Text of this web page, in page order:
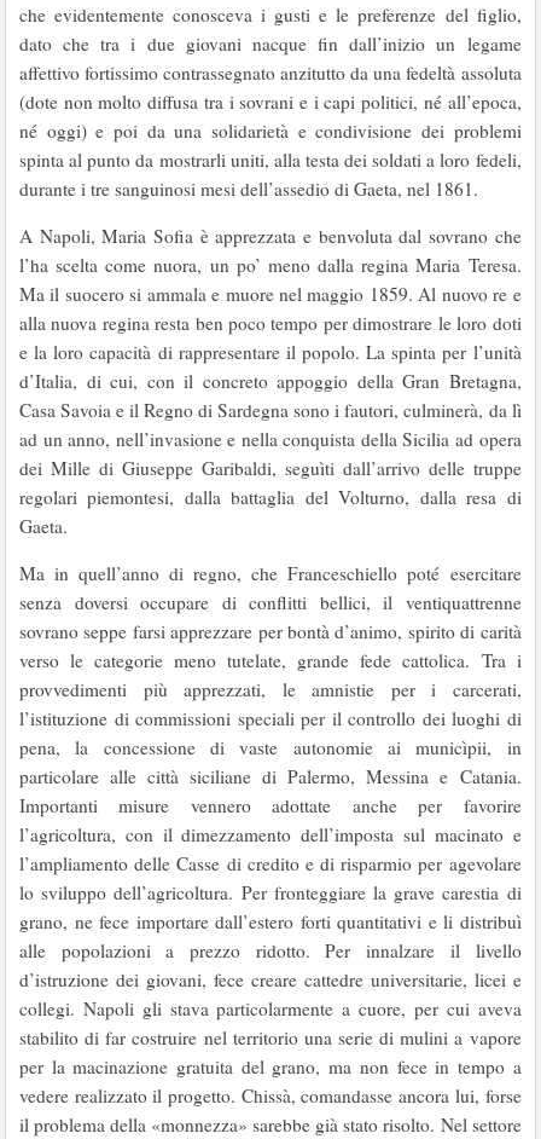
che evidentemente conosceva i gusti e le preferenze del figlio,
dato che tra i due giovani nacque fin dall’inizio un legame
affettivo fortissimo contrassegnato anzitutto da una fedeltà assoluta
(dote non molto diffusa tra i sovrani e i capi politici, né all’epoca,
né oggi) e poi da una solidarietà e condivisione dei problemi
spinta al punto da mostrarli uniti, alla testa dei soldati a loro fedeli,
durante i tre sanguinosi mesi dell’assedio di Gaeta, nel 1861.
A Napoli, Maria Sofia è apprezzata e benvoluta dal sovrano che
l’ha scelta come nuora, un po’ meno dalla regina Maria Teresa.
Ma il suocero si ammala e muore nel maggio 1859. Al nuovo re e
alla nuova regina resta ben poco tempo per dimostrare le loro doti
e la loro capacità di rappresentare il popolo. La spinta per l’unità
d’Italia, di cui, con il concreto appoggio della Gran Bretagna,
Casa Savoia e il Regno di Sardegna sono i fautori, culminerà, da lì
ad un anno, nell’invasione e nella conquista della Sicilia ad opera
dei Mille di Giuseppe Garibaldi, seguìti dall’arrivo delle truppe
regolari piemontesi, dalla battaglia del Volturno, dalla resa di
Gaeta.
Ma in quell’anno di regno, che Franceschiello poté esercitare
senza doversi occupare di conflitti bellici, il ventiquattrenne
sovrano seppe farsi apprezzare per bontà d’animo, spirito di carità
verso le categorie meno tutelate, grande fede cattolica. Tra i
provvedimenti più apprezzati, le amnistie per i carcerati,
l’istituzione di commissioni speciali per il controllo dei luoghi di
pena, la concessione di vaste autonomie ai municìpii, in
particolare alle città siciliane di Palermo, Messina e Catania.
Importanti misure vennero adottate anche per favorire
l’agricoltura, con il dimezzamento dell’imposta sul macinato e
l’ampliamento delle Casse di credito e di risparmio per agevolare
lo sviluppo dell’agricoltura. Per fronteggiare la grave carestia di
grano, ne fece importare dall’estero forti quantitativi e li distribuì
alle popolazioni a prezzo ridotto. Per innalzare il livello
d’istruzione dei giovani, fece creare cattedre universitarie, licei e
collegi. Napoli gli stava particolarmente a cuore, per cui aveva
stabilito di far costruire nel territorio una serie di mulini a vapore
per la macinazione gratuita del grano, ma non fece in tempo a
vedere realizzato il progetto. Chissà, comandasse ancora lui, forse
il problema della «monnezza» sarebbe già stato risolto. Nel settore